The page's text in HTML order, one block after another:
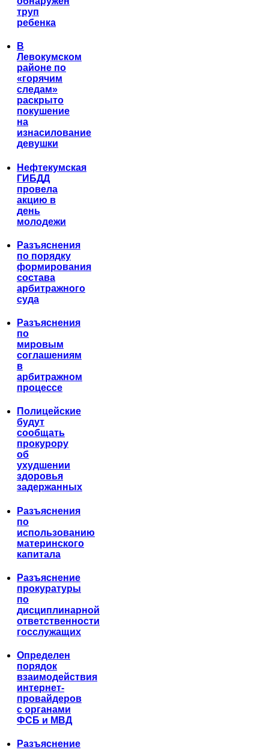
труп
ребенка
В
Левокумском
районе по
«горячим
следам»
раскрыто
покушение
на
изнасилование
девушки
Нефтекумская
ГИБДД
провела
акцию в
день
молодежи
Разъяснения
по порядку
формирования
состава
арбитражного
суда
Разъяснения
по
мировым
соглашениям
в
арбитражном
процессе
Полицейские
будут
сообщать
прокурору
об
ухудшении
здоровья
задержанных
Разъяснения
по
использованию
материнского
капитала
Разъяснение
прокуратуры
по
дисциплинарной
ответственности
госслужащих
Определен
порядок
взаимодействия
интернет-
провайдеров
с органами
ФСБ и МВД
Разъяснение